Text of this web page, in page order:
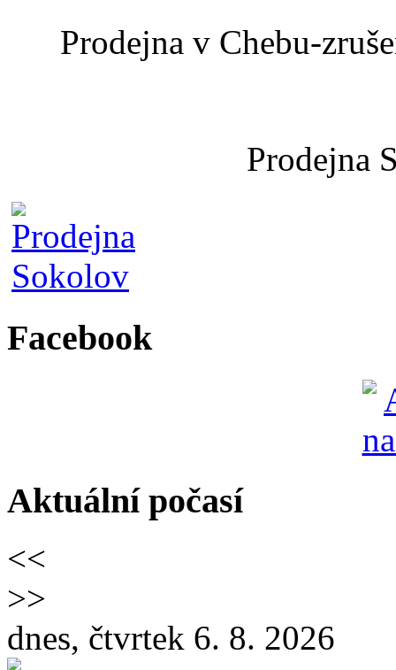
Prodejna v Chebu-
Prodejna
Facebook
Aktuální počasí
<<
>>
dnes, čtvrtek 6. 8. 2026